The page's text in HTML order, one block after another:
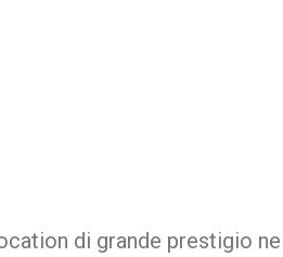
di grande prestigio